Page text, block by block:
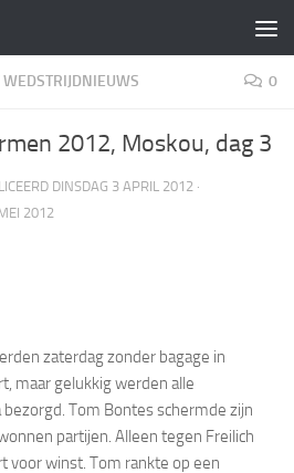
WEDSTRIJDNIEUWS 0
2012, Moskou, dag 3
DINSDAG 3 APRIL 2012 ·
2012
zaterdag zonder bagage in
maar gelukkig werden alle
Tom Bontes schermde zijn
partijen. Alleen tegen Freilich
voor winst. Tom rankte op een